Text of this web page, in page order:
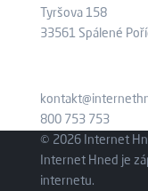
Tyršova 158
33561 Spálené
800 753 753
© 2026 Internet
Internet Hned je
internetu.